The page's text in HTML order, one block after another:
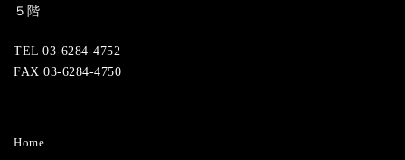
５階
TEL 03-6284-4752
FAX 03-6284-4750
Home